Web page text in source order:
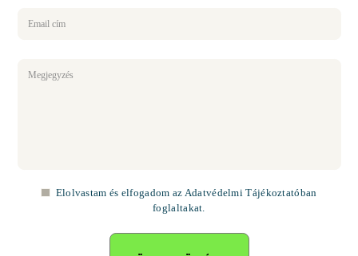
Elolvastam és elfogadom az Adatvédelmi Tájékoztatóban
foglaltakat.